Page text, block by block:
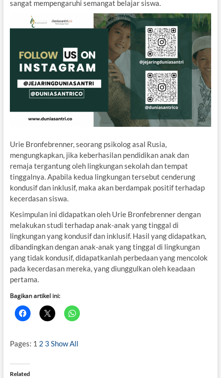
sangat mempengaruhi semangat belajar siswa.
Urie Bronfebrenner, seorang psikolog asal Rusia,
mengungkapkan, jika keberhasilan pendidikan anak dan
remaja tergantung oleh lingkungan sekolah dan tempat
tinggalnya. Apabila kedua lingkungan tersebut cenderung
kondusif dan inklusif, maka akan berdampak positif terhadap
kecerdasan siswa.
Kesimpulan ini didapatkan oleh Urie Bronfebrenner dengan
melakukan studi terhadap anak-anak yang tinggal di
lingkungan yang kondusif dan inklusif. Hasil yang didapatkan,
dibandingkan dengan anak-anak yang tinggal di lingkungan
yang tidak kondusif, didapatkanlah perbedaan yang mencolok
pada kecerdasan mereka, yang diunggulkan oleh keadaan
pertama.
Bagikan artikel ini:
Pages: 1 2 3 Show All
Related